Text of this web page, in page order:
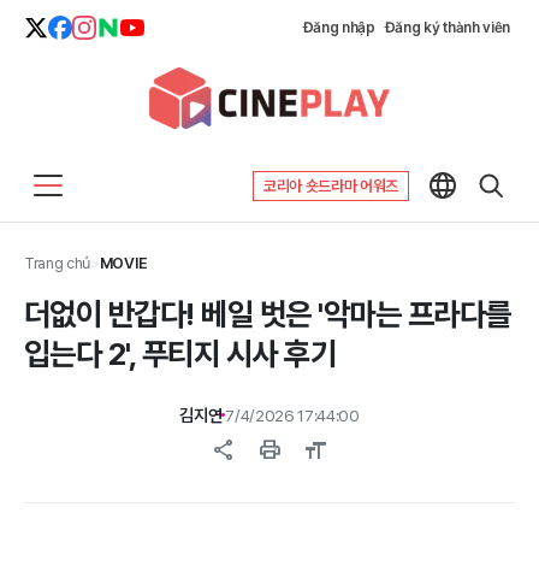
Đăng nhập Đăng ký thành viên
코리아 숏드라마 어워즈
Trang chủ>MOVIE
더없이 반갑다! 베일 벗은 '악마는 프라다를
입는다 2', 푸티지 시사 후기
김지연 7/4/2026 17:44:00
share print format_size